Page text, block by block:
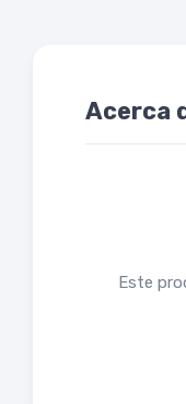
Acerca
Este